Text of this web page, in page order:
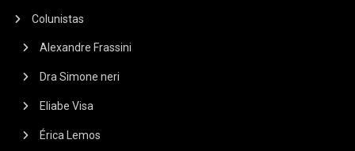
Colunistas
Alexandre Frassini
Dra Simone neri
Eliabe Visa
Érica Lemos